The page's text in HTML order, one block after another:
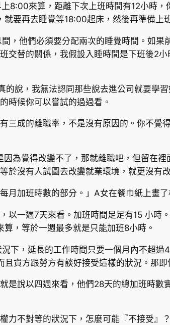
8:00來算，距離下次上班時間有12小時
要再去睡覺等18:00起床，然後再準備上
，他們必須要分配兩次的睡覺時間。如果
交替的關係，我假設入睡時間是下班後2
說，我無法認同那些說去進公司就要學
時候你可以嘗試的過過看。
三成的離職率，不是沒有原因的。你不覺
為覺得改變不了，那就離職吧，但留在
於沒有人試圖去改變就業環境，就更沒有改
月加班時數的部分。」A女在餐巾紙上畫了
以一週7天來看。加班時間足足有15 小
，等於一週最多就是只能加班8小時。
下，延長的工作時間只要一個月內不超
資方跟勞方有談好接受這樣的狀況。那
是說以四週來看，他們28天的總加班時
力不對等的狀況下，怎麼可能『不接受』